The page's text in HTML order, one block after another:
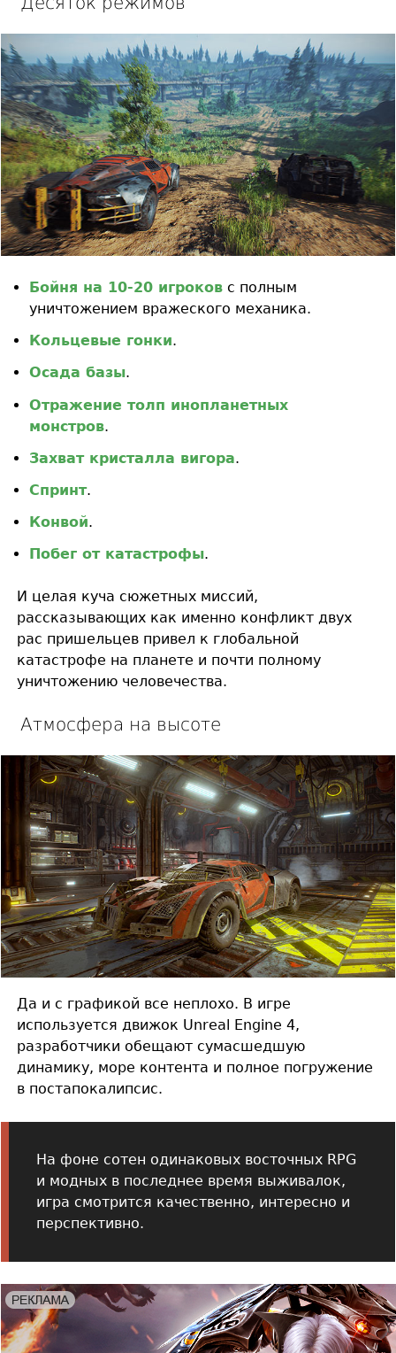
Бойня на 10-20 игроков с полным
уничтожением вражеского механика.
Кольцевые гонки.
Осада базы.
Отражение толп инопланетных
монстров.
Захват кристалла вигора.
Спринт.
Конвой.
Побег от катастрофы.
И целая куча сюжетных миссий,
рассказывающих как именно конфликт двух
рас пришельцев привел к глобальной
катастрофе на планете и почти полному
уничтожению человечества.
Атмосфера на высоте
Да и с графикой все неплохо. В игре
используется движок Unreal Engine 4,
разработчики обещают сумасшедшую
динамику, море контента и полное погружение
в постапокалипсис.
На фоне сотен одинаковых восточных RPG
и модных в последнее время выживалок,
игра смотрится качественно, интересно и
перспективно.